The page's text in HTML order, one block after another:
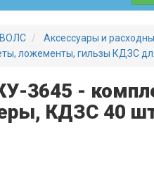
Аксессуары и
ложементы, гильзы КДЗС
3645 -
КДЗС 40